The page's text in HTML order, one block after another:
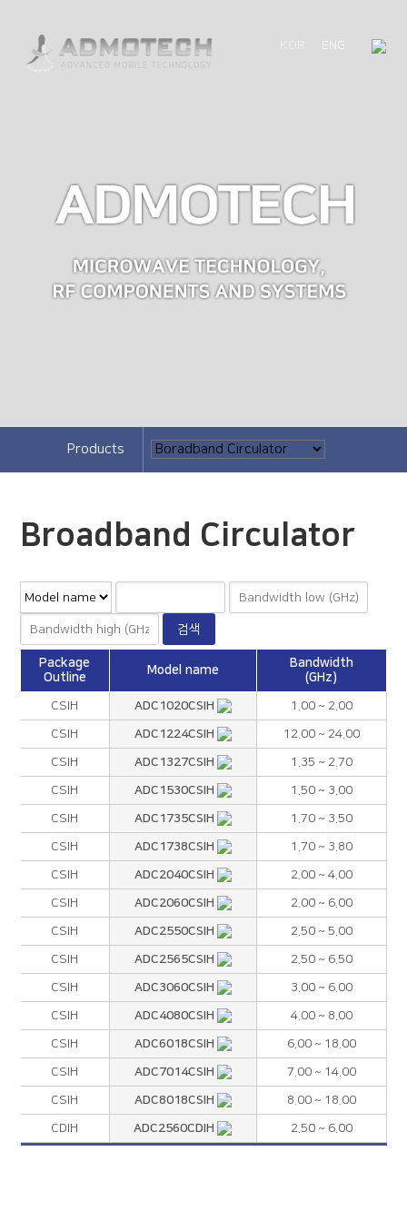
ENG
Products
Broadband Circulator
Package
Outline
Model name
Bandwidth
(GHz)
CSIH ADC1020CSIH 1.00 ~ 2.00
CSIH ADC1224CSIH 12.00 ~ 24.00
CSIH ADC1327CSIH 1.35 ~ 2.70
CSIH ADC1530CSIH 1.50 ~ 3.00
CSIH ADC1735CSIH 1.70 ~ 3.50
CSIH ADC1738CSIH 1.70 ~ 3.80
CSIH ADC2040CSIH 2.00 ~ 4.00
CSIH ADC2060CSIH 2.00 ~ 6.00
CSIH ADC2550CSIH 2.50 ~ 5.00
CSIH ADC2565CSIH 2.50 ~ 6.50
CSIH ADC3060CSIH 3.00 ~ 6.00
CSIH ADC4080CSIH 4.00 ~ 8.00
CSIH ADC6018CSIH 6.00 ~ 18.00
CSIH ADC7014CSIH 7.00 ~ 14.00
CSIH ADC8018CSIH 8.00 ~ 18.00
CDIH ADC2560CDIH 2.50 ~ 6.00